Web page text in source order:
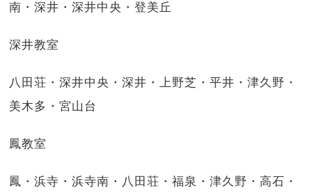
南・深井・深井中央・登美丘
深井教室
八田荘・深井中央・深井・上野芝・平井・津久野・
美木多・宮山台
鳳教室
鳳・浜寺・浜寺南・八田荘・福泉・津久野・高石・